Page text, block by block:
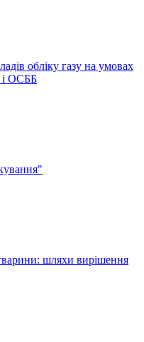
обліку газу на умовах
і ОСББ
шляхи вирішення